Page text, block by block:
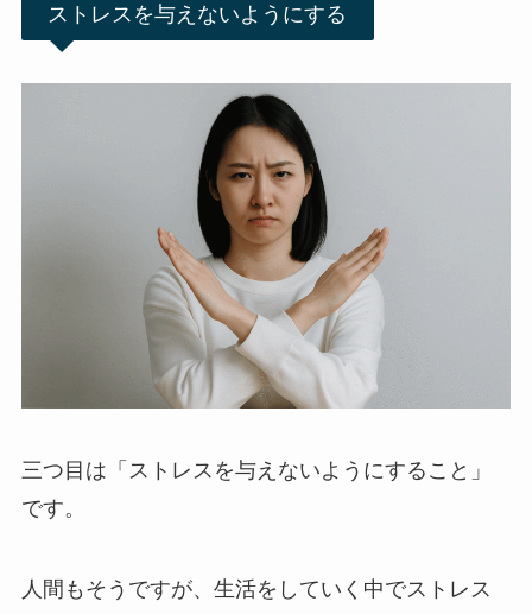
ストレスを与えないようにする
三つ目は「ストレスを与えないようにすること」
です。
人間もそうですが、 生活をしていく中でストレス